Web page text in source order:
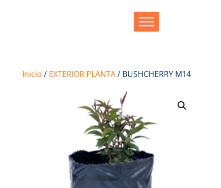
Inicio / EXTERIOR PLANTA/ BUSHCHERRY M14